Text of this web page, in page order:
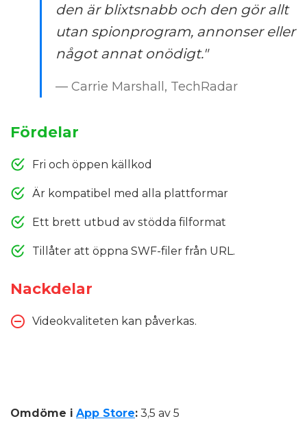
den är blixtsnabb och den gör allt
utan spionprogram, annonser eller
något annat onödigt."
— Carrie Marshall, TechRadar
Fördelar
Fri och öppen källkod
Är kompatibel med alla plattformar
Ett brett utbud av stödda filformat
Tillåter att öppna SWF-filer från URL.
Nackdelar
Videokvaliteten kan påverkas.
Omdöme i App Store: 3,5 av 5